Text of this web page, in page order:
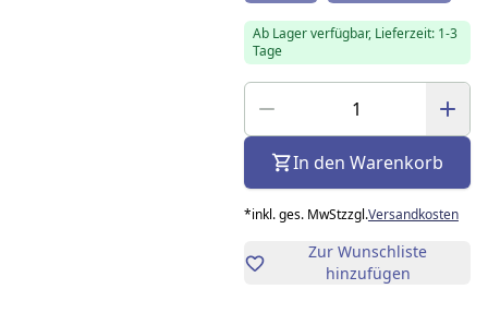
Ab Lager verfügbar, Lieferzeit: 1-3
Tage
In den Warenkorb
*inkl. ges. MwStzzgl.Versandkosten
Zur Wunschliste
hinzufügen